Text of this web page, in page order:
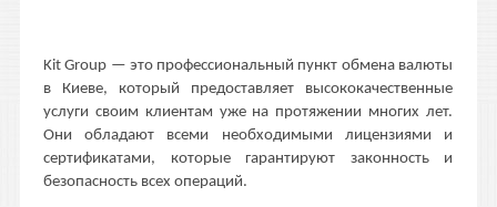
Kit Group — это профессиональный пункт обмена валюты
в Киеве, который предоставляет высококачественные
услуги своим клиентам уже на протяжении многих лет.
Они обладают всеми необходимыми лицензиями и
сертификатами, которые гарантируют законность и
безопасность всех операций.